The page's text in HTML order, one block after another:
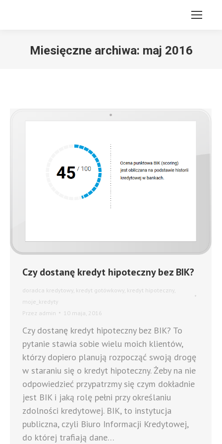
Miesięczne archiwa: maj 2016
Czy dostanę kredyt hipoteczny bez BIK?
doradca kredytowy kredyt gotówkowy kredyt hipoteczny
moje_kredyty
Przez admin 10 maja, 2016
Czy dostanę kredyt hipoteczny bez BIK? To
pytanie stawia sobie wielu moich klientów,
którzy dopiero planują rozpocząć swoją drogę
w staraniu się o kredyt hipoteczny. Żeby na nie
odpowiedzieć przypatrzmy się czym dokładnie
jest BIK i jaką rolę pełni przy określaniu
zdolności kredytowej. BIK, to instytucja
publiczna, czyli Biuro Informacji Kredytowej,
do której trafiają dane…